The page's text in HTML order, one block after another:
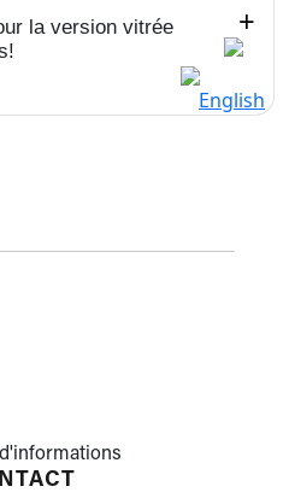
la version vitrée
+